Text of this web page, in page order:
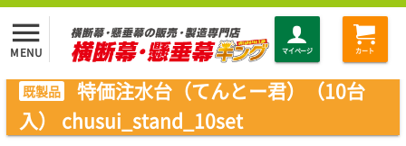
menu
MENU マイページ カート
既製品
特価注水台（てんとー君）（10台
入） chusui_stand_10set